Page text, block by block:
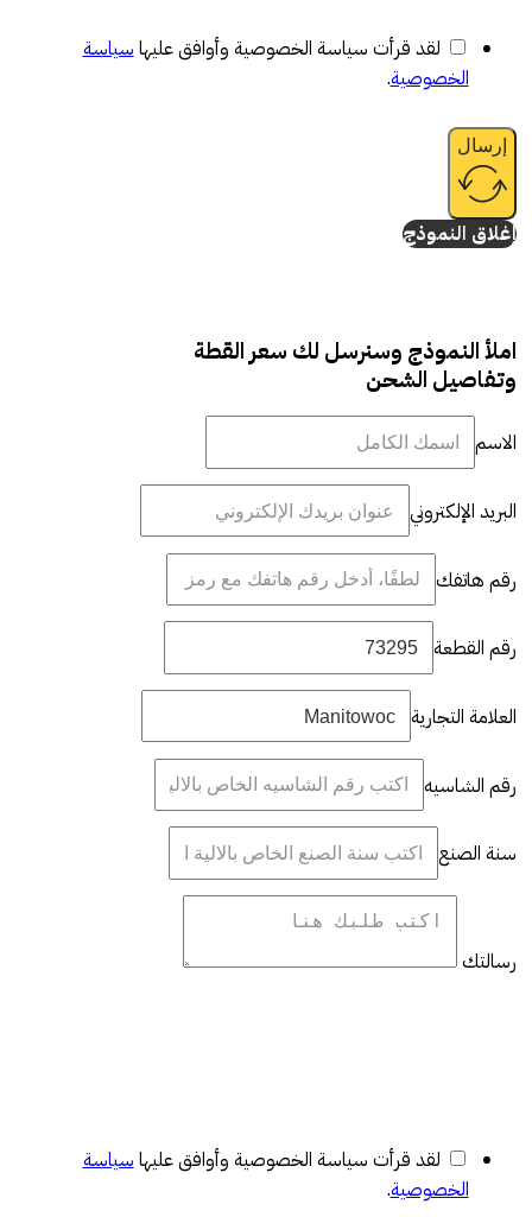
لقد قرأت سياسة الخصوصية وأوافق عليها سياسة
الخصوصية.
إرسال
إغلاق النموذج
املأ النموذج وسنرسل لك سعر القطة
وتفاصيل الشحن
الاسم
البريد الإلكتروني
رقم هاتفك
رقم القطعة
العلامة التجارية
رقم الشاسيه
سنة الصنع
رسالتك
لقد قرأت سياسة الخصوصية وأوافق عليها سياسة
الخصوصية.